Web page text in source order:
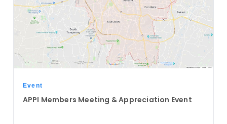
Event
APPI Members Meeting & Appreciation Event